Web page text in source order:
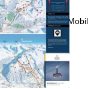
dt. Fest- und